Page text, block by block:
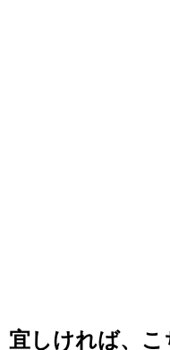
宜しければ、